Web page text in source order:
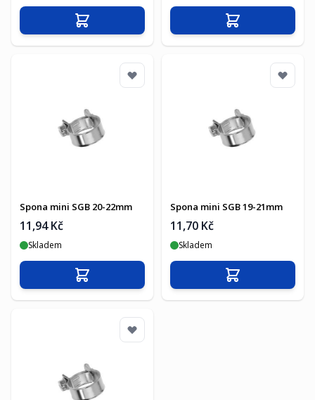
Přidat do košíku Přidat do košíku
Spona mini SGB 20-22mm
11,94 Kč
Skladem
Přidat do košíku
Spona mini SGB 19-21mm
11,70 Kč
Skladem
Přidat do košíku